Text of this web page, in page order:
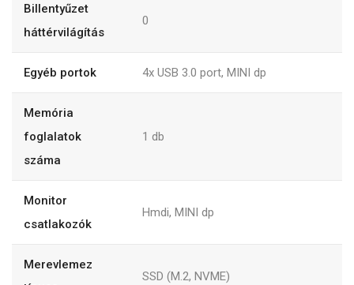
Billentyűzet
háttérvilágítás
0
Egyéb portok 4x USB 3.0 port, MINI dp
Memória
foglalatok
száma
1 db
Monitor
csatlakozók
Hmdi, MINI dp
Merevlemez
SSD (M.2, NVME)